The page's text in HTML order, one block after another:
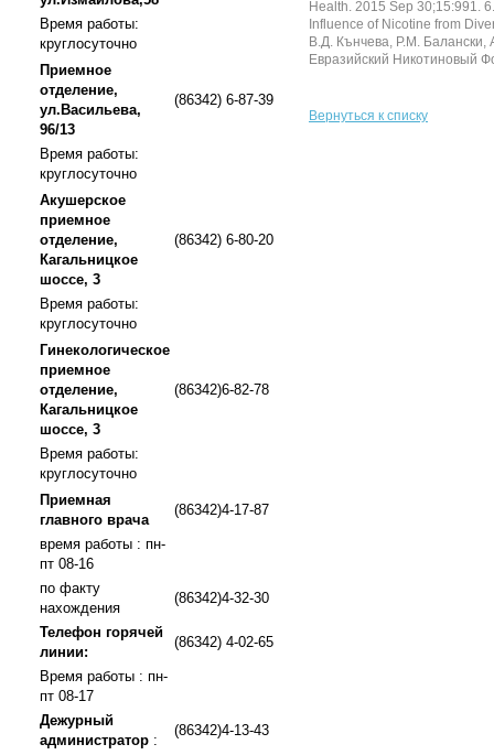
Время работы:
круглосуточно
Приемное
отделение,
ул.Васильева,
96/13
(86342) 6-87-39
Время работы:
круглосуточно
Акушерское
приемное
отделение,
Кагальницкое
шоссе, 3
(86342) 6-80-20
Время работы:
круглосуточно
Гинекологическое
приемное
отделение,
Кагальницкое
шоссе, 3
(86342)6-82-78
Время работы:
круглосуточно
Приемная
главного врача
(86342)4-17-87
время работы : пн-
пт 08-16
по факту
нахождения
(86342)4-32-30
Телефон горячей
линии:
(86342) 4-02-65
Время работы : пн-
пт 08-17
Дежурный
администратор :
(86342)4-13-43
Вернуться к списку